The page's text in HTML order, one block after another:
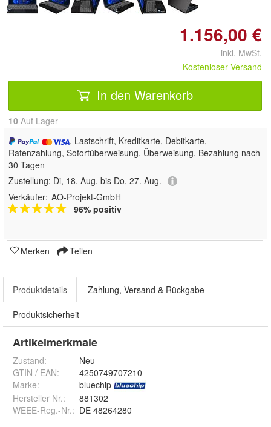
1.156,00 €
inkl. MwSt.
Kostenloser Versand
In den Warenkorb
10 Auf Lager
, Lastschrift, Kreditkarte, Debitkarte,
Ratenzahlung, Sofortüberweisung, Überweisung, Bezahlung nach
30 Tagen
Zustellung: Di, 18. Aug. bis Do, 27. Aug.
Verkäufer: AO-Projekt-GmbH
96% positiv
Merken Teilen
Produktdetails Zahlung, Versand & Rückgabe
Produktsicherheit
Artikelmerkmale
Zustand:
Neu
GTIN / EAN:
4250749707210
Marke:
bluechip
Hersteller Nr.:
881302
WEEE-Reg.-Nr.: DE 48264280